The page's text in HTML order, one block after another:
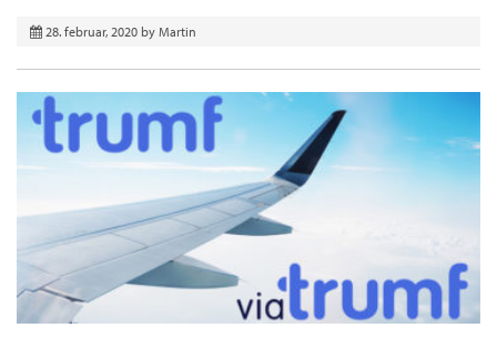
28. februar, 2020 by Martin